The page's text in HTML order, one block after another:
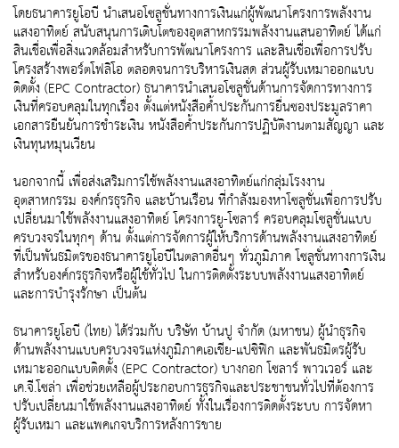
โดยธนาคารยูโอบี นำเสนอโซลูชั่นทางการเงินแก่ผู้พัฒนาโครงการพลังงาน
แสงอาทิตย์ สนับสนุนการเติบโตของอุตสาหกรรมพลังงานแสนอาทิตย์ ได้แก่
สินเชื่อเพื่อสิ่งแวดล้อมสำหรับการพัฒนาโครงการ และสินเชื่อเพื่อการปรับ
โครงสร้างพอร์ตโฟลิโอ ตลอดจนการบริหารเงินสด ส่วนผู้รับเหมาออกแบบ
ติดตั้ง (EPC Contractor) ธนาคารนำเสนอโซลูชั่นด้านการจัดการทางการ
เงินที่ครอบคลุมในทุกเรื่อง ตั้งแต่หนังสือค้ำประกันการยื่นซองประมูลราคา
เอกสารยืนยันการชำระเงิน หนังสือค้ำประกันการปฏิบัติงานตามสัญญา และ
เงินทุนหมุนเวียน
นอกจากนี้ เพื่อส่งเสริมการใช้พลังงานแสงอาทิตย์แก่กลุ่มโรงงาน
อุตสาหกรรม องค์กรธุรกิจ และบ้านเรือน ที่กำลังมองหาโซลูชั่นเพื่อการปรับ
เปลี่ยนมาใช้พลังงานแสงอาทิตย์ โครงการยู-โซลาร์ ครอบคลุมโซลูชั่นแบบ
ครบวงจรในทุกๆ ด้าน ตั้งแต่การจัดการผู้ให้บริการด้านพลังงานแสงอาทิตย์
ที่เป็นพันธมิตรของธนาคารยูโอบีในตลาดอื่นๆ ทั่วภูมิภาค โซลูชั่นทางการเงิน
สำหรับองค์กรธุรกิจหรือผู้ใช้ทั่วไป ในการติดตั้งระบบพลังงานแสงอาทิตย์
และการบำรุงรักษา เป็นต้น
ธนาคารยูโอบี (ไทย) ได้ร่วมกับ บริษัท บ้านปู จำกัด (มหาชน) ผู้นำธุรกิจ
ด้านพลังงานแบบครบวงจรแห่งภูมิภาคเอเชีย-แปซิฟิก และพันธมิตรผู้รับ
เหมาะออกแบบติดตั้ง (EPC Contractor) บางกอก โซลาร์ พาวเวอร์ และ
เค.จี.โซล่า เพื่อช่วยเหลือผู้ประกอบการธุรกิจและประชาชนทั่วไปที่ต้องการ
ปรับเปลี่ยนมาใช้พลังงานแสงอาทิตย์ ทั้งในเรื่องการติดตั้งระบบ การจัดหา
ผู้รับเหมา และแพคเกจบริการหลังการขาย